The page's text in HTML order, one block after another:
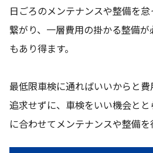
日ごろのメンテナンスや整備を
繋がり、一層費用の掛かる整備
もあり得ます。
最低限車検に通ればいいからと
追求せずに、車検をいい機会と
に合わせてメンテナンスや整備を